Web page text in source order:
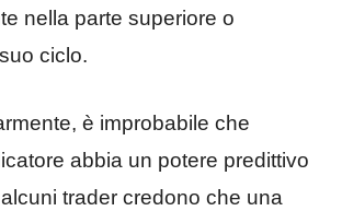
nella parte superiore o
ciclo.
è improbabile che
abbia un potere predittivo
trader credono che una